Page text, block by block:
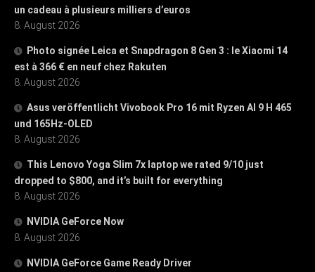
un cadeau à plusieurs milliers d’euros
8. August 2026
Photo signée Leica et Snapdragon 8 Gen 3 : le Xiaomi 14
est à 366 € en neuf chez Rakuten
8. August 2026
Asus veröffentlicht Vivobook Pro 16 mit Ryzen AI 9 H 465
und 165Hz-OLED
8. August 2026
This Lenovo Yoga Slim 7x laptop we rated 9/10 just
dropped to $800, and it’s built for everything
8. August 2026
NVIDIA GeForce Now
8. August 2026
NVIDIA GeForce Game Ready Driver